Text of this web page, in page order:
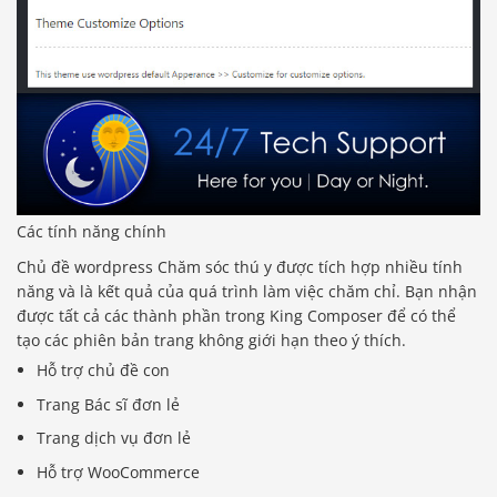
Các tính năng chính
Chủ đề wordpress Chăm sóc thú y được tích hợp nhiều tính
năng và là kết quả của quá trình làm việc chăm chỉ. Bạn nhận
được tất cả các thành phần trong King Composer để có thể
tạo các phiên bản trang không giới hạn theo ý thích.
Hỗ trợ chủ đề con
Trang Bác sĩ đơn lẻ
Trang dịch vụ đơn lẻ
Hỗ trợ WooCommerce